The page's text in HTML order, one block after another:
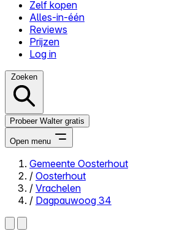
Zelf kopen
Alles-in-één
Reviews
Prijzen
Log in
Zoeken
Probeer Walter gratis
Open menu
Close menu
Gemeente Oosterhout
/ Oosterhout
/ Vrachelen
/ Dagpauwoog 34